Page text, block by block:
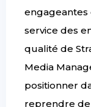
engageantes
service des
qualité de
Media
positionner
reprendre